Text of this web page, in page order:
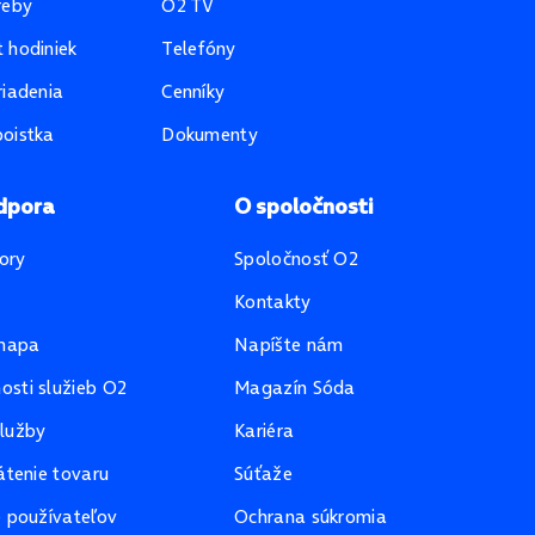
hodiniek
O2 TV
Telefóny
Cenníky
Dokumenty
služieb O2
tovaru
používateľov
O spoločnosti
Spoločnosť O2
Kontakty
Napíšte nám
Magazín Sóda
Kariéra
Súťaže
Ochrana súkromia